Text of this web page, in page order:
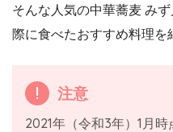
そんな人気の中華蕎麦 み
際に食べたおすすめ料理を
注意
2021年（令和3年）1月